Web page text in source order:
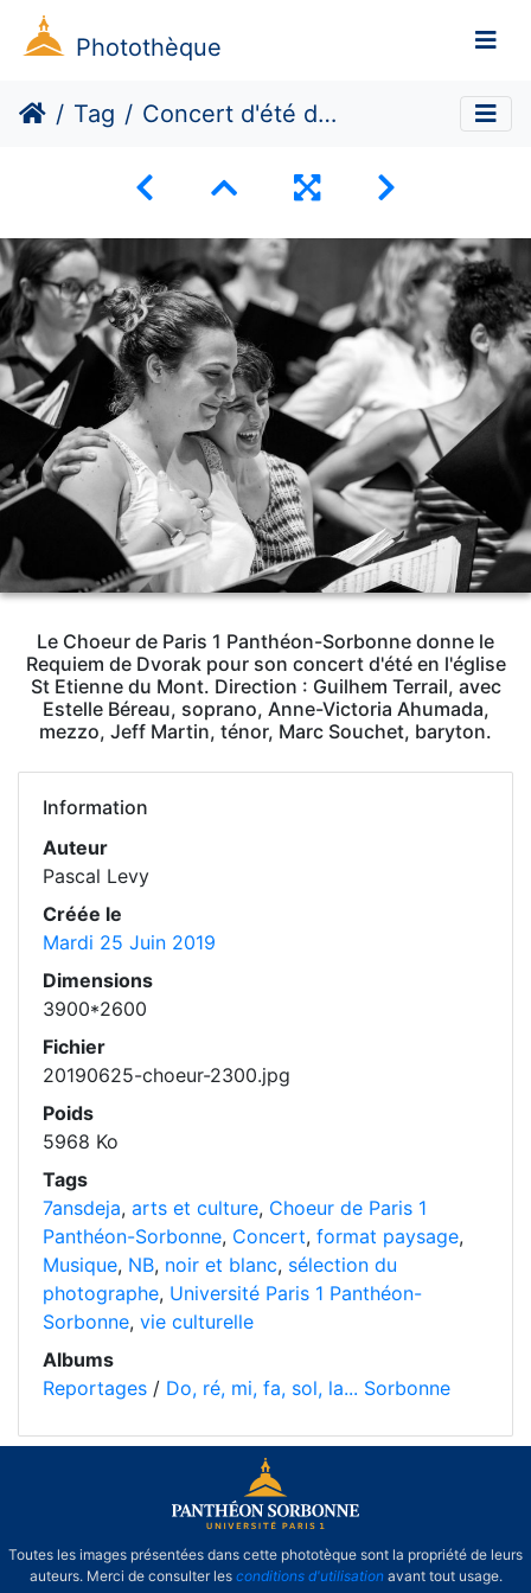
Photothèque
Tag Concert d'été des choeur de Paris 1
Le Choeur de Paris 1 Panthéon-Sorbonne donne le
Requiem de Dvorak pour son concert d'été en l'église
St Etienne du Mont. Direction : Guilhem Terrail, avec
Estelle Béreau, soprano, Anne-Victoria Ahumada,
mezzo, Jeff Martin, ténor, Marc Souchet, baryton.
Information
Auteur
Pascal Levy
Créée le
Mardi 25 Juin 2019
Dimensions
3900*2600
Fichier
20190625-choeur-2300.jpg
Poids
5968 Ko
Tags
7ansdeja, arts et culture, Choeur de Paris 1
Panthéon-Sorbonne, Concert, format paysage,
Musique, NB, noir et blanc, sélection du
photographe, Université Paris 1 Panthéon-
Sorbonne, vie culturelle
Albums
Reportages / Do, ré, mi, fa, sol, la... Sorbonne
Toutes les images présentées dans cette phototèque sont la propriété de leurs
auteurs. Merci de consulter les conditions d'utilisationavant tout usage.